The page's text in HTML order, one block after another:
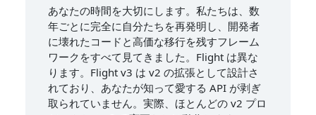
あなたの時間を大切にします。私たちは、数
年ごとに完全に自分たちを再発明し、開発者
に壊れたコードと高価な移行を残すフレーム
ワークをすべて見てきました。Flight は異な
ります。Flight v3 は v2 の拡張として設計さ
れており、あなたが知って愛する API が剥ぎ
取られていません。実際、ほとんどの v2 プロ